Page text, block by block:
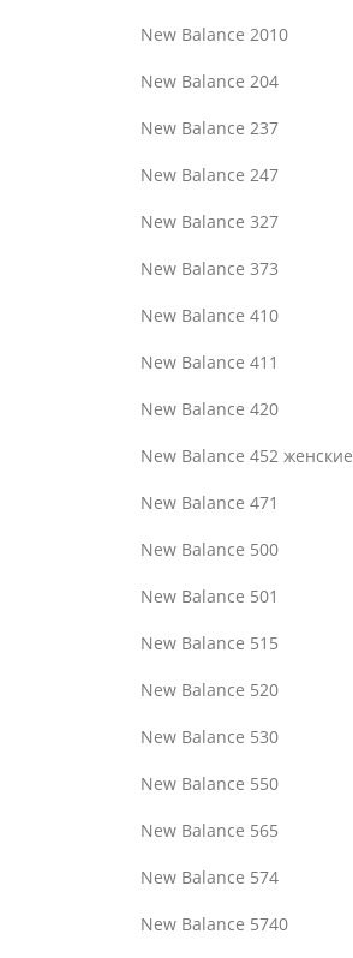
New Balance 2010
New Balance 204
New Balance 237
New Balance 247
New Balance 327
New Balance 373
New Balance 410
New Balance 411
New Balance 420
New Balance 452 женские
New Balance 471
New Balance 500
New Balance 501
New Balance 515
New Balance 520
New Balance 530
New Balance 550
New Balance 565
New Balance 574
New Balance 5740